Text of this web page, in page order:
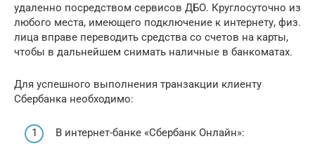
удаленно посредством сервисов ДБО. Круглосуточно из
любого места, имеющего подключение к интернету, физ.
лица вправе переводить средства со счетов на карты,
чтобы в дальнейшем снимать наличные в банкоматах.
Для успешного выполнения транзакции клиенту
Сбербанка необходимо:
В интернет-банке «Сбербанк Онлайн»: